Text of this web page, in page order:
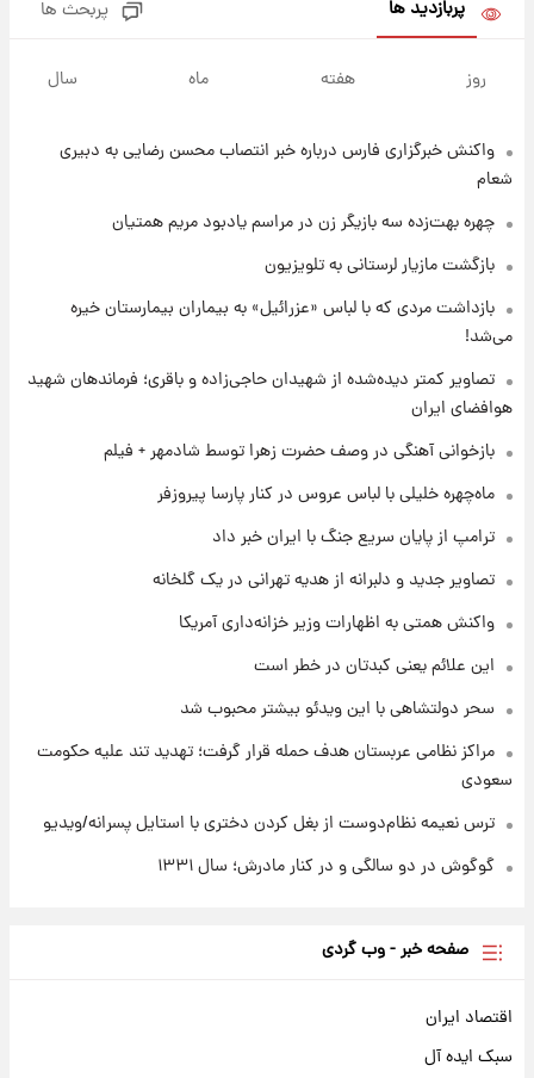
شنبه ۱۷ مرداد ۱۴۰۵
۱۸ ساعت پیش
۲۲ ساعت پیش
باقری؛ فرماندهان شهید هوافضای ایران
۱ روز پیش
قیمت‌ها تغییر کرد
۱ روز پیش
پربازدید ها پربحث ها
روز هفته ماه سال
واکنش خبرگزاری فارس درباره خبر انتصاب محسن رضایی به دبیری
شعام
چهره بهت‌زده سه بازیگر زن در مراسم یادبود مریم همتیان
بازگشت مازیار لرستانی به تلویزیون
بازداشت مردی که با لباس «عزرائیل» به بیماران بیمارستان خیره
می‌شد!
تصاویر کمتر دیده‌شده از شهیدان حاجی‌زاده و باقری؛ فرماندهان شهید
هوافضای ایران
بازخوانی آهنگی در وصف حضرت زهرا توسط شادمهر + فیلم
ماه‌چهره خلیلی با لباس عروس در کنار پارسا پیروزفر
ترامپ از پایان سریع جنگ با ایران خبر داد
تصاویر جدید و دلبرانه از هدیه تهرانی در یک گلخانه
واکنش همتی به اظهارات وزیر خزانه‌داری آمریکا
این علائم یعنی کبدتان در خطر است
سحر دولتشاهی با این ویدئو بیشتر محبوب شد
مراکز نظامی عربستان هدف حمله قرار گرفت؛ تهدید تند علیه حکومت
سعودی
ترس نعیمه نظام‌دوست از بغل کردن دختری با استایل پسرانه/ویدیو
گوگوش در دو سالگی و در کنار مادرش؛ سال ۱۳۳۱
صفحه خبر - وب گردی
اقتصاد ایران
سبک ایده آل